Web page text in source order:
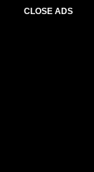
CLOSE ADS